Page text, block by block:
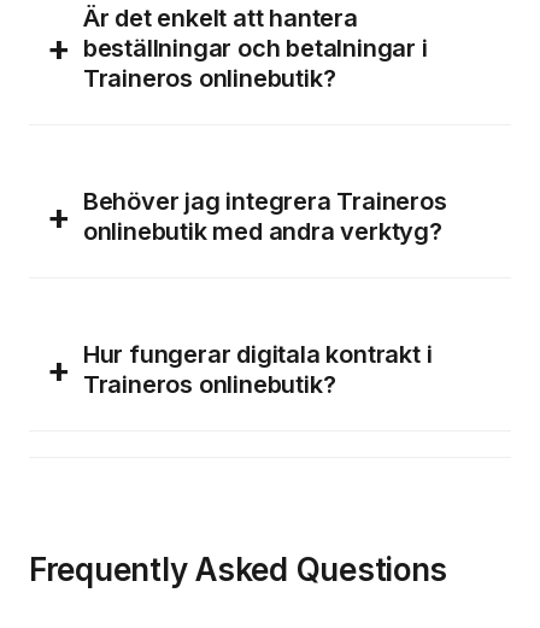
+
Är det enkelt att hantera
beställningar och betalningar i
Traineros onlinebutik?
+ Behöver jag integrera Traineros
onlinebutik med andra verktyg?
+ Hur fungerar digitala kontrakt i
Traineros onlinebutik?
Frequently Asked Questions